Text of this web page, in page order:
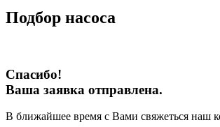
Подбор насоса
Спасибо!
Ваша заявка отправлена.
В ближайшее время с Вами свяжеться наш